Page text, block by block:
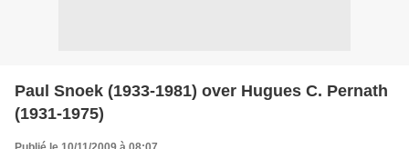
Paul Snoek (1933-1981) over Hugues C. Pernath
(1931-1975)